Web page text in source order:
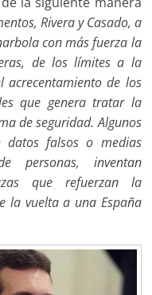
Rivera y Casado, a
con más fuerza la
de los límites a la
acrecentamiento de los
que genera tratar la
de seguridad. Algunos
datos falsos o medias
personas, inventan
que refuerzan la
la vuelta a una España